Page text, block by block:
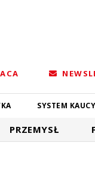
SYSTEM
PRZEMYSŁ